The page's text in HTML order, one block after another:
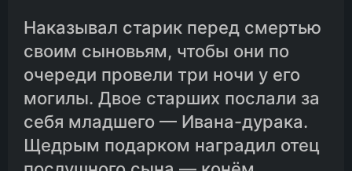
Наказывал старик перед смертью
своим сыновьям, чтобы они по
очереди провели три ночи у его
могилы. Двое старших послали за
себя младшего — Ивана-дурака.
Щедрым подарком наградил отец